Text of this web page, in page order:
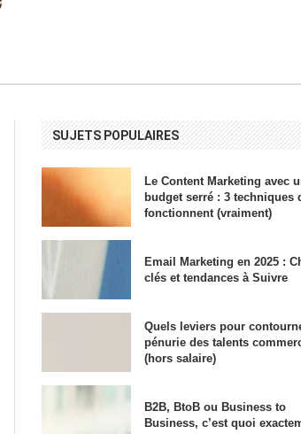
SUJETS POPULAIRES
Le Content Marketing avec
budget serré : 3 techniques
fonctionnent (vraiment)
Email Marketing en 2025 :
clés et tendances à Suivre
Quels leviers pour
pénurie des talents
(hors salaire)
B2B, BtoB ou Business to
Business, c’est quoi